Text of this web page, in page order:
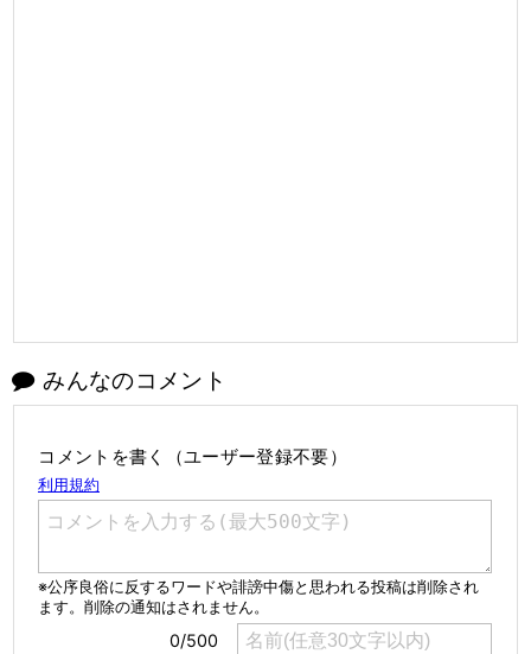
みんなのコメント
コメントを書く（ユーザー登録不要）